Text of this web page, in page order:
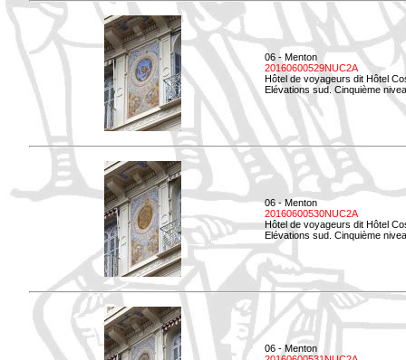
06 - Menton
20160600529NUC2A
Hôtel de voyageurs dit Hôtel
Elévations sud. Cinquième
06 - Menton
20160600530NUC2A
Hôtel de voyageurs dit Hôtel
Elévations sud. Cinquième
06 - Menton